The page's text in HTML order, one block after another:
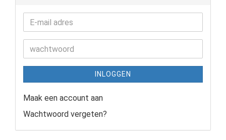
INLOGGEN
Maak een account aan
Wachtwoord vergeten?